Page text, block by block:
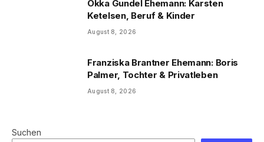
Okka Gundel Ehemann: Karsten
Ketelsen, Beruf & Kinder
August 8, 2026
Franziska Brantner Ehemann: Boris
Palmer, Tochter & Privatleben
August 8, 2026
Suchen